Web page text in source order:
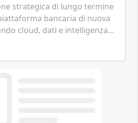
strategica di lungo termine
bancaria di nuova
cloud, dati e intelligenza